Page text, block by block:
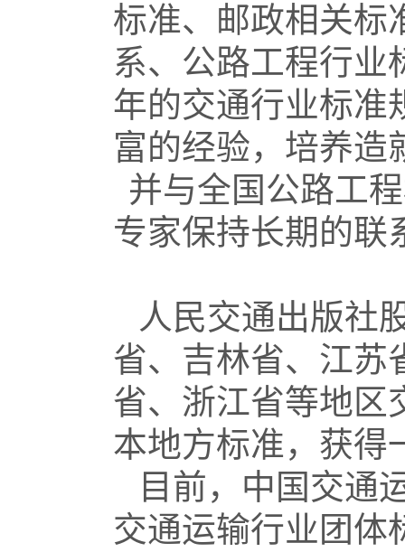
标准、邮政相关标
系、公路工程行业
年的交通行业标准
富的经验，培养造
并与全国公路工
专家保持长期的联
人民交通出版社
省、吉林省、江苏
省、浙江省等地区
本地方标准，获得
目前，中国交通
交通运输行业团体